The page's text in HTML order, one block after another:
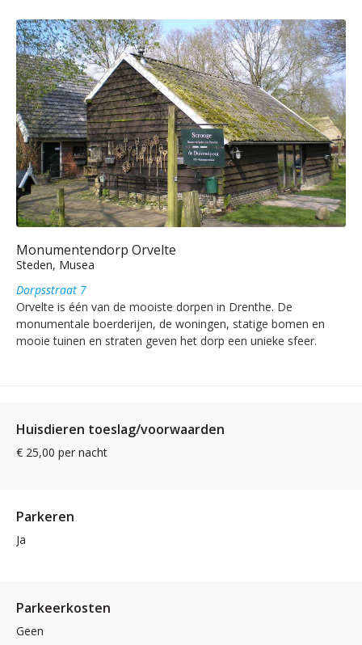
Monumentendorp Orvelte
Steden, Musea
Dorpsstraat 7
Orvelte is één van de mooiste dorpen in Drenthe. De
monumentale boerderijen, de woningen, statige bomen en
mooie tuinen en straten geven het dorp een unieke sfeer.
Huisdieren toeslag/voorwaarden
€ 25,00 per nacht
Parkeren
Ja
Parkeerkosten
Geen